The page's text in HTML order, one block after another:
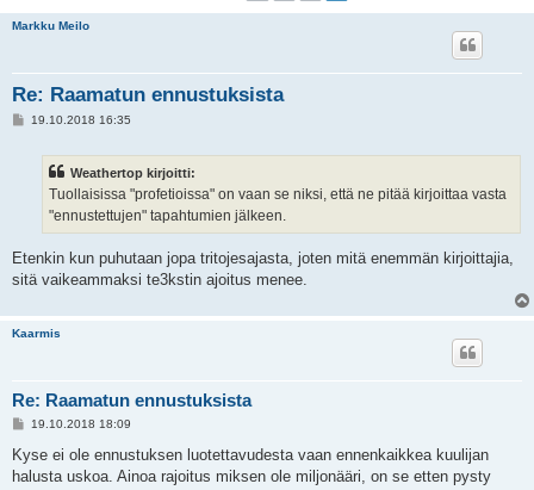
Markku Meilo
Re: Raamatun ennustuksista
V19.10.2018 16:35
Weathertop kirjoitti:
Tuollaisissa "profetioissa" on vaan se niksi, että ne pitää kirjoittaa vasta
"ennustettujen" tapahtumien jälkeen.
Etenkin kun puhutaan jopa tritojesajasta, joten mitä enemmän kirjoittajia,
sitä vaikeammaksi te3kstin ajoitus menee.
Kaarmis
Re: Raamatun ennustuksista
V
e
s
t
19.10.2018 18:09
Kyse ei ole ennustuksen luotettavudesta vaan ennenkaikkea kuulijan
halusta uskoa. Ainoa rajoitus miksen ole miljonääri, on se etten pysty